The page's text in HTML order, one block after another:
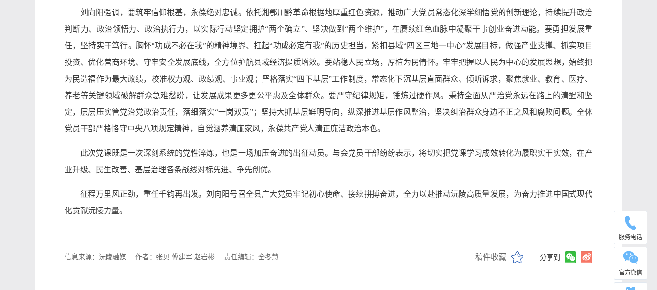
刘向阳强调，要筑牢信仰根基，永葆绝对忠诚。依托湘鄂川黔革命根据地厚重红色资源，推动广大党员常态化深学细悟党的创新理论，持续提升政治
判断力、政治领悟力、政治执行力，以实际行动坚定拥护“两个确立”、坚决做到“两个维护”，在赓续红色血脉中凝聚干事创业奋进动能。要勇担发展重
任，坚持实干笃行。胸怀“功成不必在我”的精神境界、扛起“功成必定有我”的历史担当，紧扣县域“四区三地一中心”发展目标，做强产业支撑、抓实项目
投资、优化营商环境、守牢安全发展底线，全方位护航县域经济提质增效。要站稳人民立场，厚植为民情怀。牢牢把握以人民为中心的发展思想，始终把
为民造福作为最大政绩，校准权力观、政绩观、事业观；严格落实“四下基层”工作制度，常态化下沉基层直面群众、倾听诉求，聚焦就业、教育、医疗、
养老等关键领域破解群众急难愁盼，让发展成果更多更公平惠及全体群众。要严守纪律规矩，锤炼过硬作风。秉持全面从严治党永远在路上的清醒和坚
定，层层压实管党治党政治责任，落细落实“一岗双责”；坚持大抓基层鲜明导向，纵深推进基层作风整治，坚决纠治群众身边不正之风和腐败问题。全体
党员干部严格恪守中央八项规定精神，自觉涵养清廉家风，永葆共产党人清正廉洁政治本色。
此次党课既是一次深刻系统的党性淬炼，也是一场加压奋进的出征动员。与会党员干部纷纷表示，将切实把党课学习成效转化为履职实干实效，在产
业升级、民生改善、基层治理各条战线对标先进、争先创优。
征程万里风正劲，重任千钧再出发。刘向阳号召全县广大党员牢记初心使命、接续拼搏奋进，全力以赴推动沅陵高质量发展，为奋力推进中国式现代
化贡献沅陵力量。
信息来源：沅陵融媒 作者：张贝 傅建军 赵岩彬 责任编辑：全冬慧 稿件收藏 分享到
服务电话
官方微信